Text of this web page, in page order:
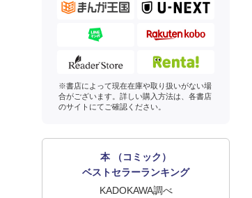
※書店によって現在在庫や取り扱いがない場
合がございます。詳しい購入方法は、各書店
のサイトにてご確認ください。
本 （コミック）
ベストセラーランキング
KADOKAWA調べ